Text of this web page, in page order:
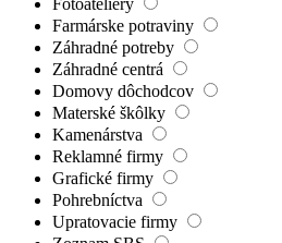
Fotoateliéry
Farmárske potraviny
Záhradné potreby
Záhradné centrá
Domovy dôchodcov
Materské škôlky
Kamenárstva
Reklamné firmy
Grafické firmy
Pohrebníctva
Upratovacie firmy